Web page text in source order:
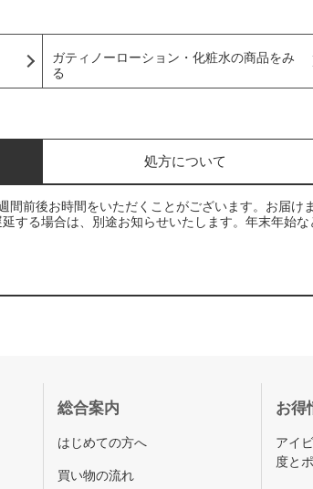
ガティノーローション・化粧水の商品をみ
る
処方について
間前後お時間をいただくことがございます。お届け
する場合は、別途お知らせいたします。年末年始
総合案内
はじめての方へ
買い物の流れ
お得
アイ
度と